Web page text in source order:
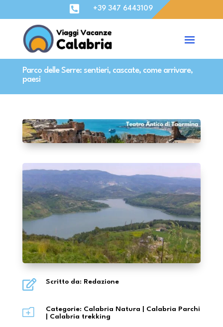
 +39 347 6443109
Parco delle Serre: sentieri, cascate, come arrivare,
paesi
 Scritto da: Redazione
o Categorie: Calabria Natura
Calabria Parchi
Calabria trekking